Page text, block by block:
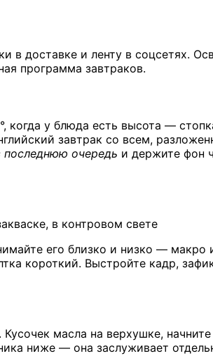
доставке и ленту в соцсетях.
программа завтраков.
когда у блюда есть высота —
завтрак со всем,
последнюю очередь и держите фон
в контровом свете
его близко и низко —
короткий. Выстройте кадр,
масла на верхушке,
ниже — она заслуживает